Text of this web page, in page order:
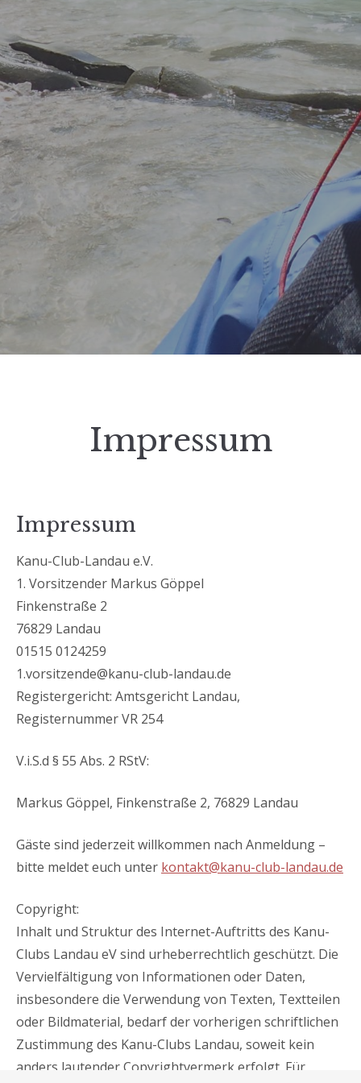
Impressum
Impressum
Kanu-Club-Landau e.V.
1. Vorsitzender Markus Göppel
Finkenstraße 2
76829 Landau
01515 0124259
1.vorsitzende@kanu-club-landau.de
Registergericht: Amtsgericht Landau,
Registernummer VR 254
V.i.S.d § 55 Abs. 2 RStV:
Markus Göppel, Finkenstraße 2, 76829 Landau
Gäste sind jederzeit willkommen nach Anmeldung –
bitte meldet euch unter kontakt@kanu-club-landau.de
Copyright:
Inhalt und Struktur des Internet-Auftritts des Kanu-
Clubs Landau eV sind urheberrechtlich geschützt. Die
Vervielfältigung von Informationen oder Daten,
insbesondere die Verwendung von Texten, Textteilen
oder Bildmaterial, bedarf der vorherigen schriftlichen
Zustimmung des Kanu-Clubs Landau, soweit kein
anders lautender Copyrightvermerk erfolgt. Für